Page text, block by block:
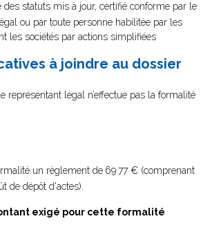
des statuts mis à jour, certifié conforme par le
ou par toute personne habilitée par les
les sociétés par actions simplifiées
à joindre au dossier
représentant légal n’effectue pas la formalité
un règlement de 69.77 € (comprenant
de dépôt d'actes).
exigé pour cette formalité